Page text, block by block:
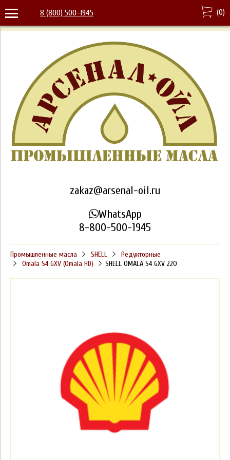
8 (800) 500-1945 (0)
zakaz@arsenal-oil.ru
WhatsApp
8-800-500-1945
Промышленные масла SHELL
Редукторные
Omala S4 GXV (Omala HD)
SHELL OMALA S4 GXV 220